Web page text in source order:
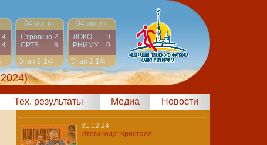
4
4
04 окт, пт
Строгино 2
СРТВ
8
Этап 2 1/4
04 окт, пт
ЛОКО
9
РНИМУ
0
Этап 2 1/4
Тех. результаты Медиа Новости
31.12.24
Итоги года: Кристалл